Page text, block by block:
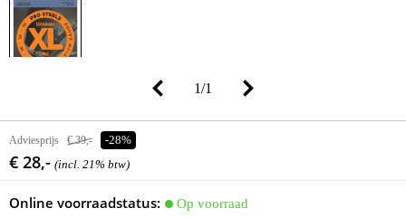
1/1
Adviesprijs € 39,- -28%
€ 28,- (incl. 21% btw)
Online voorraadstatus:
Op voorraad